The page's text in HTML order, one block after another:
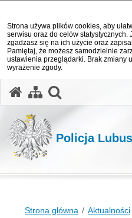
Strona używa plików cookies, aby
serwisu oraz do celów statystycznych.
zgadzasz się na ich użycie oraz
Pamiętaj, że możesz samodzielnie
ustawienia przeglądarki. Brak zmiany
wyrażenie zgody.
Policja
Strona główna Aktualności